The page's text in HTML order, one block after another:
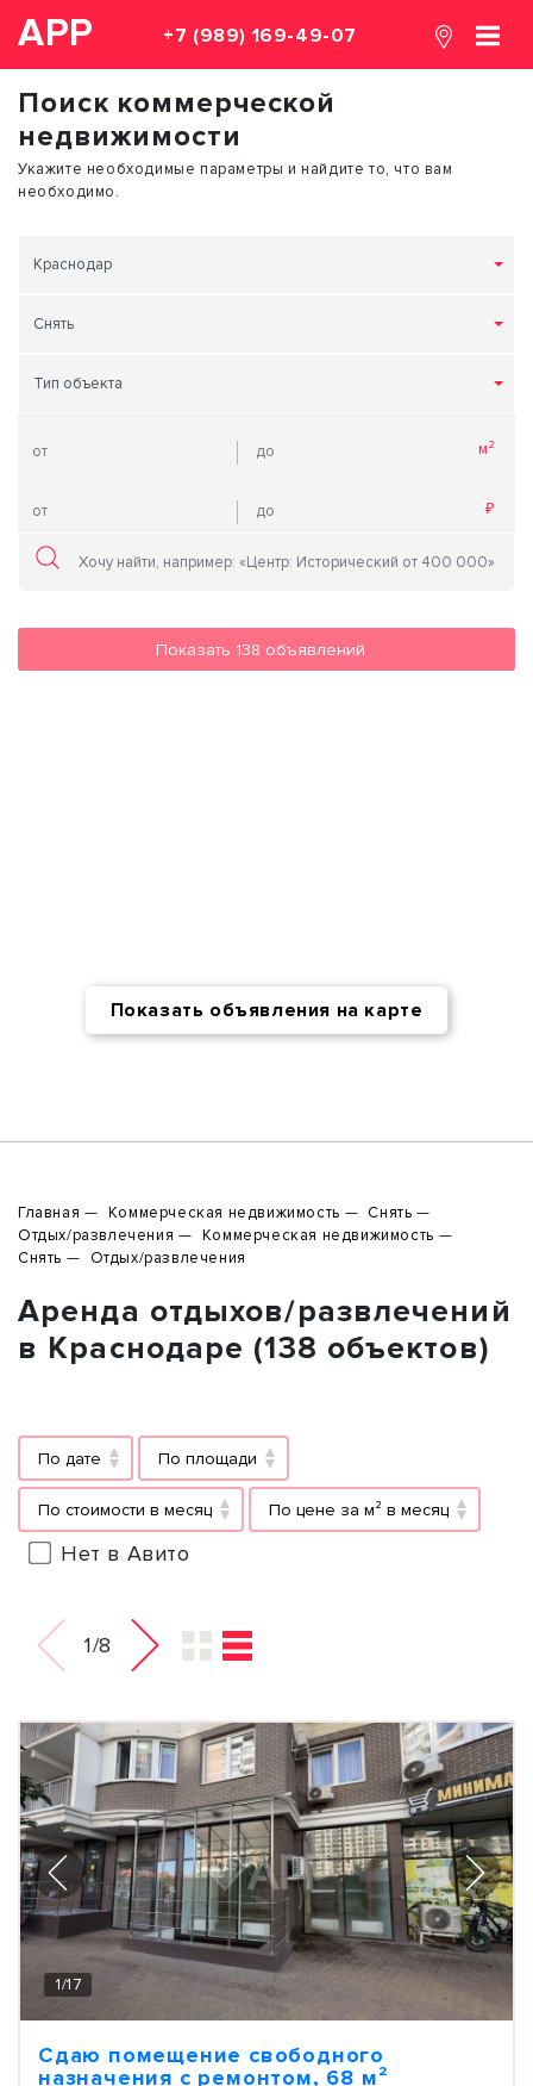
АРР +7 (989) 169-49-07
Поиск коммерческой
недвижимости
Укажите необходимые параметры и найдите то, что вам
необходимо.
Краснодар
Снять
Тип объекта
Показать 138 объявлений
Показать объявления на карте
Главная Коммерческая недвижимость
Снять
Отдых/развлечения
Коммерческая недвижимость
Снять
Отдых/развлечения
Аренда отдыхов/развлечений
в Краснодаре (138 объектов)
По дате По площади
По стоимости в месяц По цене за м² в месяц
Нет в Авито
1/8
1/17
Сдаю помещение свободного
назначения с ремонтом, 68 м²